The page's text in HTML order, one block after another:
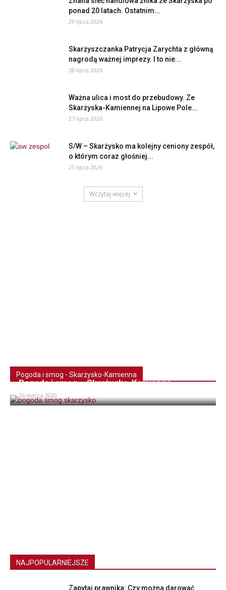
ponad 20 latach. Ostatnim...
29 lipca 2026
Skarżyszczanka Patrycja Zarychta z główną
nagrodą ważnej imprezy. I to nie...
28 lipca 2026
Ważna ulica i most do przebudowy. Ze
Skarżyska-Kamiennej na Lipowe Pole...
27 lipca 2026
S/W – Skarżysko ma kolejny ceniony zespół,
o którym coraz głośniej...
25 lipca 2026
Wczytaj więcej
Pogoda i smog - Skarżysko-Kamienna
Pogoda i smog – Skarżysko-Kamienna
26 marca 2020
NAJPOPULARNIEJSZE
Zapytaj prawnika: Czy można darować